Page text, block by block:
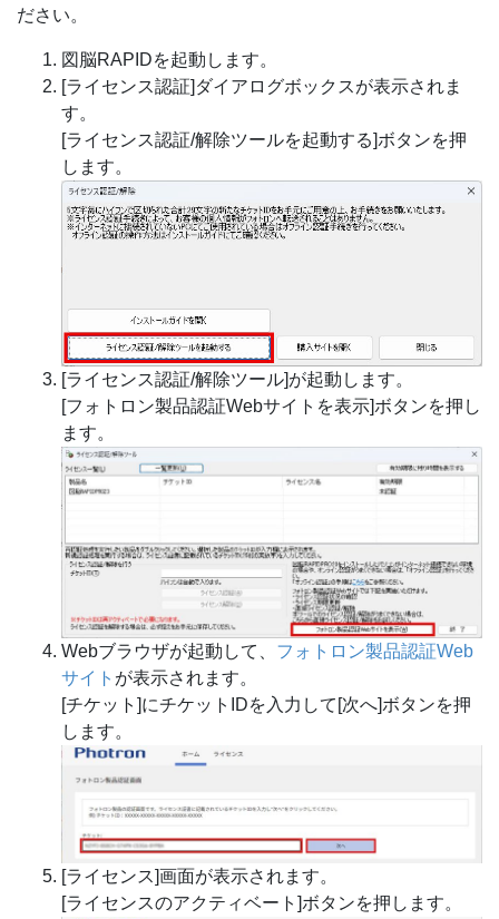
ださい。
図脳RAPIDを起動します。
[ライセンス認証]ダイアログボックスが表示されま
す。
[ライセンス認証/解除ツールを起動する]ボタンを押
します。
[ライセンス認証/解除ツール]が起動します。
[フォトロン製品認証Webサイトを表示]ボタンを押し
ます。
Webブラウザが起動して、 フォトロン製品認証Web
サイト が表示されます。
[チケット]にチケットIDを入力して[次へ]ボタンを押
します。
[ライセンス]画面が表示されます。
[ライセンスのアクティベート]ボタンを押します。